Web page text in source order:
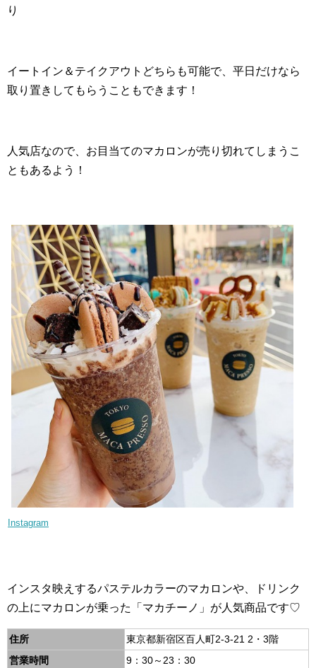
り
イートイン＆テイクアウトどちらも可能で、平日だけなら
取り置きしてもらうこともできます！
人気店なので、お目当てのマカロンが売り切れてしまうこ
ともあるよう！
Instagram
インスタ映えするパステルカラーのマカロンや、ドリンク
の上にマカロンが乗った「マカチーノ」が人気商品です♡
住所
東京都新宿区百人町2-3-21 2・3階
営業時間
9：30～23：30